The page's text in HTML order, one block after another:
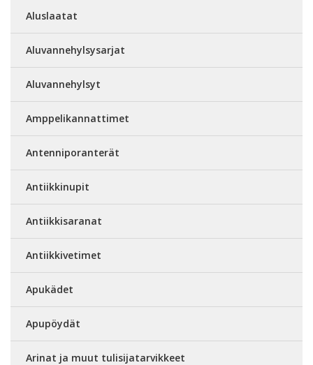
Aluslaatat
Aluvannehylsysarjat
Aluvannehylsyt
Amppelikannattimet
Antenniporanterät
Antiikkinupit
Antiikkisaranat
Antiikkivetimet
Apukädet
Apupöydät
Arinat ja muut tulisijatarvikkeet